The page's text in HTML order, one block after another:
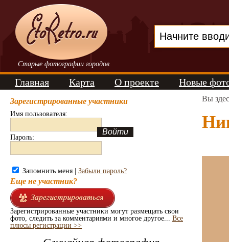
Старые фотографии городов
Главная Карта О проекте Новые
Зарегистрированные участники
Имя пользователя:
Пароль:
Запомнить меня | Забыли пароль?
Еще не участник?
Зарегистрированные участники могут размещать свои
фото, следить за комментариями и многое другое... Все
плюсы регистрации >>
Вы